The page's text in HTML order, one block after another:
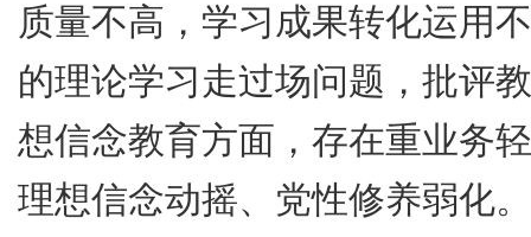
质量不高，学习成果转化运用
的理论学习走过场问题，批评
想信念教育方面，存在重业务
理想信念动摇、党性修养弱化